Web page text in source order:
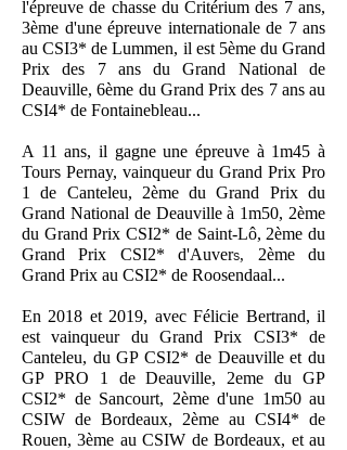
l'épreuve de chasse du Critérium des 7 ans,
3ème d'une épreuve internationale de 7 ans
au CSI3* de Lummen, il est 5ème du Grand
Prix des 7 ans du Grand National de
Deauville, 6ème du Grand Prix des 7 ans au
CSI4* de Fontainebleau...
A 11 ans, il gagne une épreuve à 1m45 à
Tours Pernay, vainqueur du Grand Prix Pro
1 de Canteleu, 2ème du Grand Prix du
Grand National de Deauville à 1m50, 2ème
du Grand Prix CSI2* de Saint-Lô, 2ème du
Grand Prix CSI2* d'Auvers,
2ème du
Grand Prix au CSI2* de Roosendaal...
En 2018 et 2019, avec Félicie Bertrand, il
est vainqueur du Grand Prix CSI3* de
Canteleu, du GP CSI2* de Deauville et du
GP PRO 1 de Deauville, 2eme du GP
CSI2* de Sancourt, 2ème d'une 1m50 au
CSIW de Bordeaux, 2ème au CSI4* de
Rouen, 3ème au CSIW de Bordeaux, et au